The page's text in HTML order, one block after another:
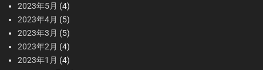
2023年5月 (4)
2023年4月 (5)
2023年3月 (5)
2023年2月 (4)
2023年1月 (4)